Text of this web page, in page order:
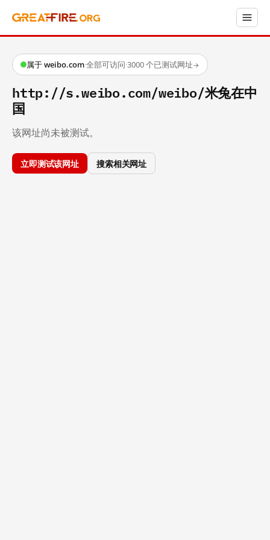
属于 weibo.com·全部可访问·3000 个已测试网址→
http://s.weibo.com/weibo/米兔在中
国
该网址尚未被测试。
立即测试该网址 搜索相关网址